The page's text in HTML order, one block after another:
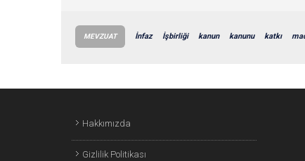
MEVZUAT İnfaz İşbirliği kanun kanunu katkı
Hakkımızda
Gizlilik Politikası